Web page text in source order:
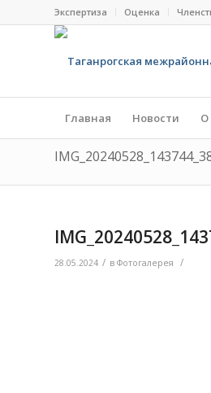
Экспертиза Оценка
Главная Новости О
28.05.2024 / в Фотогалерея /